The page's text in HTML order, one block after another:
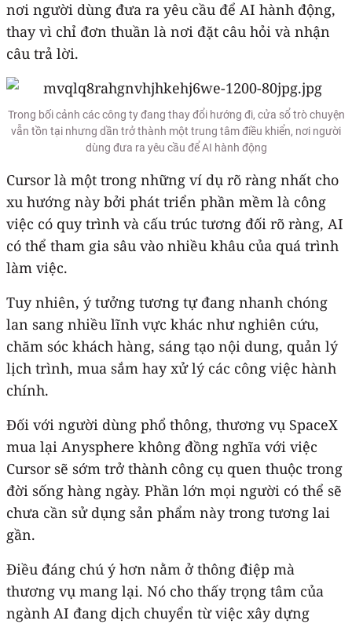
nơi người dùng đưa ra yêu cầu để AI hành động,
thay vì chỉ đơn thuần là nơi đặt câu hỏi và nhận
câu trả lời.
Trong bối cảnh các công ty đang thay đổi hướng đi, cửa sổ trò chuyện
vẫn tồn tại nhưng dần trở thành một trung tâm điều khiển, nơi người
dùng đưa ra yêu cầu để AI hành động
Cursor là một trong những ví dụ rõ ràng nhất cho
xu hướng này bởi phát triển phần mềm là công
việc có quy trình và cấu trúc tương đối rõ ràng, AI
có thể tham gia sâu vào nhiều khâu của quá trình
làm việc.
Tuy nhiên, ý tưởng tương tự đang nhanh chóng
lan sang nhiều lĩnh vực khác như nghiên cứu,
chăm sóc khách hàng, sáng tạo nội dung, quản lý
lịch trình, mua sắm hay xử lý các công việc hành
chính.
Đối với người dùng phổ thông, thương vụ SpaceX
mua lại Anysphere không đồng nghĩa với việc
Cursor sẽ sớm trở thành công cụ quen thuộc trong
đời sống hàng ngày. Phần lớn mọi người có thể sẽ
chưa cần sử dụng sản phẩm này trong tương lai
gần.
Điều đáng chú ý hơn nằm ở thông điệp mà
thương vụ mang lại. Nó cho thấy trọng tâm của
ngành AI đang dịch chuyển từ việc xây dựng